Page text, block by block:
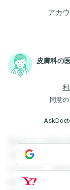
アカ
皮膚科の
同意
登録すると回答
を閲覧すること
ができます。登
録すると回答を